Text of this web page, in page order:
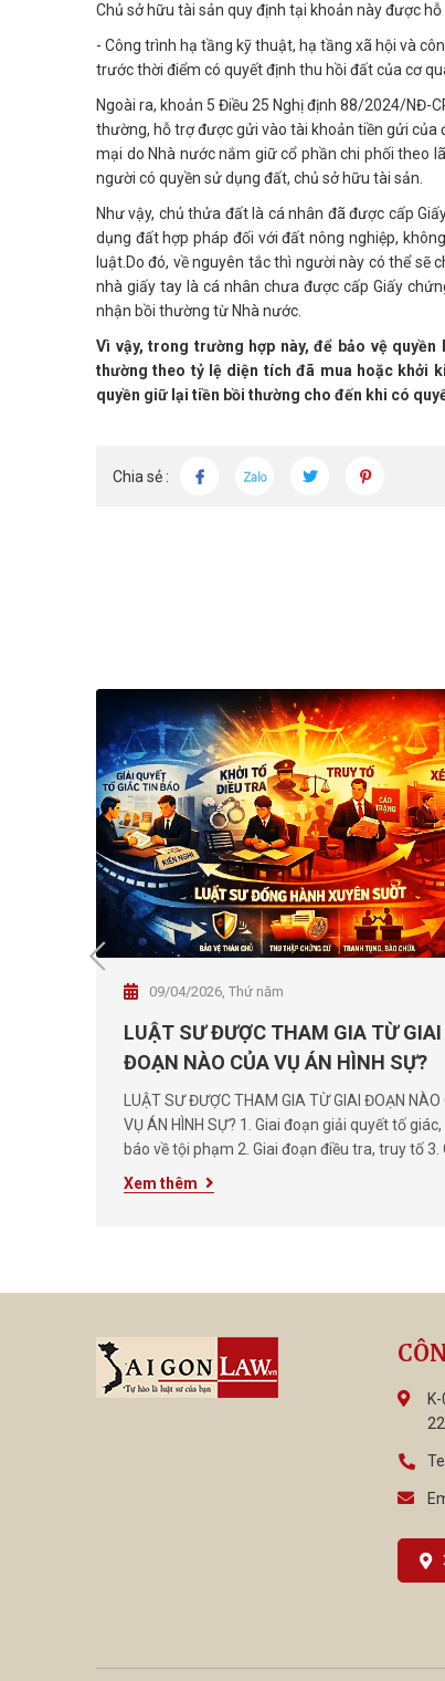
Chủ sở hữu tài sản quy định tại khoản này được hỗ
- Công trình hạ tầng kỹ thuật, hạ tầng xã hội và
trước thời điểm có quyết định thu hồi đất của cơ
Ngoài ra, khoản 5 Điều 25 Nghị định 88/2024/NĐ-
thường, hỗ trợ được gửi vào tài khoản tiền gửi
mại do Nhà nước nắm giữ cổ phần chi phối theo
người có quyền sử dụng đất, chủ sở hữu tài sản.
Như vậy, chủ thửa đất là cá nhân đã được cấp
dụng đất hợp pháp đối với đất nông nghiệp,
luật.Do đó, về nguyên tắc thì người này có thể
nhà giấy tay là cá nhân chưa được cấp Giấy
nhận bồi thường từ Nhà nước.
Vì vậy, trong trường hợp này, để bảo vệ
thường theo tỷ lệ diện tích đã mua hoặc khởi
quyền giữ lại tiền bồi thường cho đến khi có
Chia sẻ :
09/04/2026, Thứ năm
LUẬT SƯ ĐƯỢC THAM GIA TỪ GIAI
ĐOẠN NÀO CỦA VỤ ÁN HÌNH SỰ?
LUẬT SƯ ĐƯỢC THAM GIA TỪ GIAI ĐOẠN NÀO
VỤ ÁN HÌNH SỰ? 1. Giai đoạn giải quyết tố giác,
báo về tội phạm 2. Giai đoạn điều tra, truy tố 3.
đoạn xét xử (sơ thẩm, phúc thẩm) 4. Các
trường hợp bắt buộc phải có người bào chữa
Xem thêm